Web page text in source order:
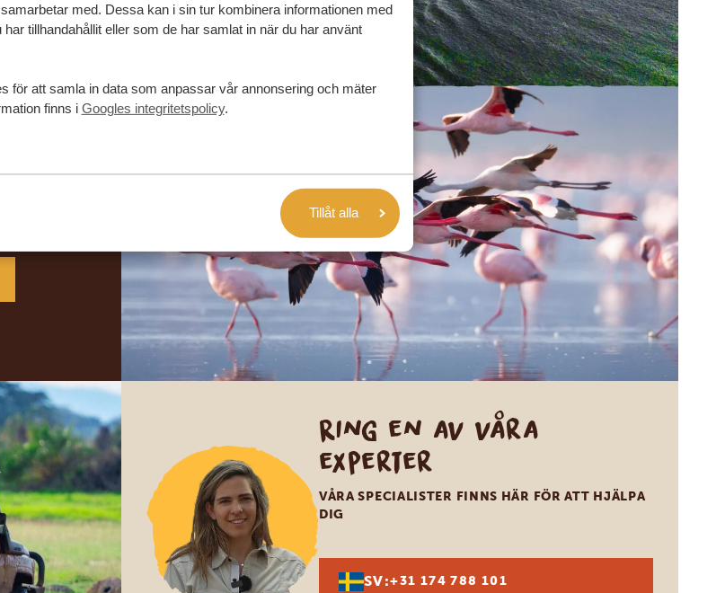
med. Dessa kan i sin tur kombinera informationen med
tillhandahållit eller som de har samlat in när du har använt
för att samla in data som anpassar vår annonsering och mäter
finns i Googles integritetspolicy.
Tillåt alla
Ring en av våra
experter
VÅRA SPECIALISTER FINNS HÄR FÖR ATT HJÄLPA
DIG
SV:+31 174 788 101